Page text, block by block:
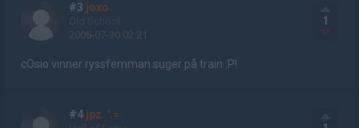
#3 joxo
2008-07-30 02:21
1
cOsio vinner ryssfemman suger på train :P!
#4 jpz. '.=.